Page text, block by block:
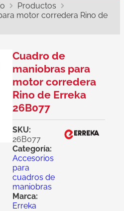
Productos
motor corredera Rino de
Cuadro de
maniobras para
motor corredera
Rino de Erreka
26B077
SKU:
26B077
Categoría:
Accesorios
para
cuadros de
maniobras
Marca:
Erreka